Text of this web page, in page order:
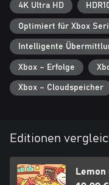
4K Ultra HD
Optimiert für Xbox
Intelligente
Xbox – Erfolge
Xbox – Cloudspeicher
Editionen
Lemon